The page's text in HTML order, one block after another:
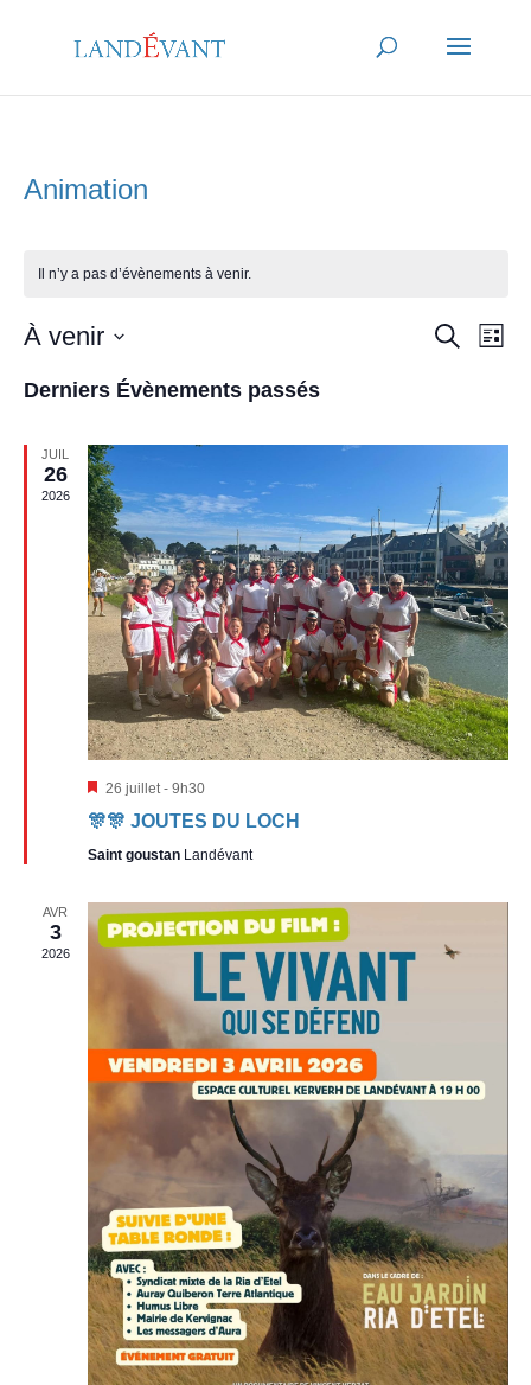
Animation
Il n’y a pas d’évènements à venir.
vues
Recherche
de
Liste
À venir
une
Derniers Évènements passés
JUIL
26
2026
Mis
avant
26 juillet - 9h30
🎊🎊 JOUTES DU LOCH
Saint goustan Landévant
AVR
3
2026